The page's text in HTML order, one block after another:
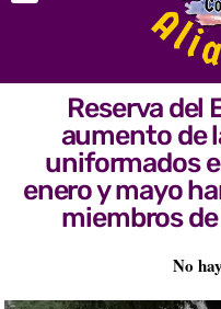
Reserva del
aumento de
uniformados
enero y mayo
miembros
No